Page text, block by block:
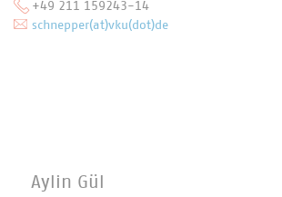
+49 211 159243-14
schnepper(at)vku(dot)de
Aylin Gül